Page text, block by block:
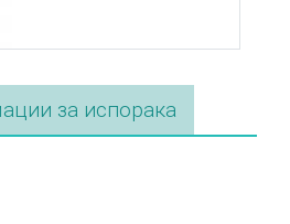
за испорака